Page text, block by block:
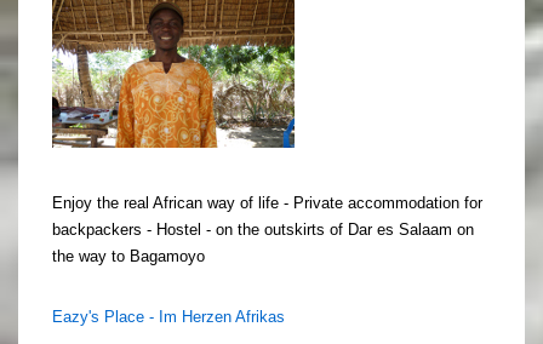
Enjoy the real African way of life - Private accommodation for
backpackers - Hostel - on the outskirts of Dar es Salaam on
the way to Bagamoyo
Eazy's Place - Im Herzen Afrikas